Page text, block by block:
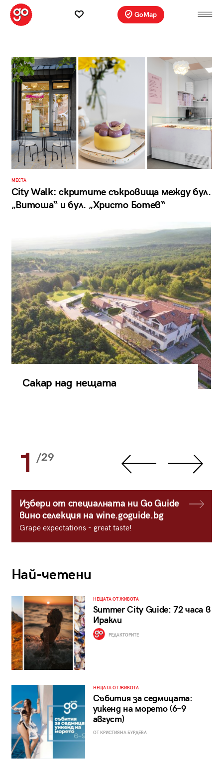
GoMap
МЕСТА
City Walk: скритите съкровища между бул.
„Витоша“ и бул. „Христо Ботев“
Сакар над нещата
1 /29
Избери от специалната ни Go Guide
вино селекция на wine.goguide.bg
Grape expectations - great taste!
Най-четени
НЕЩАТА ОТ ЖИВОТА
Summer City Guide: 72 часа в
Иракли
РЕДАКТОРИТЕ
НЕЩАТА ОТ ЖИВОТА
Събития за седмицата:
уикенд на морето (6–9
август)
ОТ КРИСТИЯНА БУРДЕВА